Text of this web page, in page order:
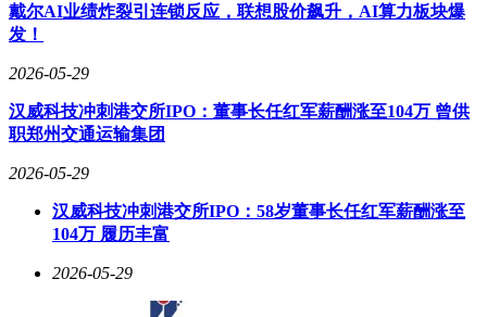
12.95%的股份，合计直接和间接控制公司51.28%的股份。这
种股权结构确保了王全林对公司的绝对控制权。
公司管理层方面，王全林担任董事长，王妍担任董事兼董事会
秘书。两人系叔侄关系，在公司的经营和发展中发挥着重要作
用。王全林拥有丰富的行业经验，曾在台达电子、华为技术、
记忆科技等知名企业任职，积累了深厚的技术和管理背景。王
妍则自2005年起加入道元工业，历任财务主管、财务经理等职
戴尔AI业绩炸裂引连锁反应，联想股价飙升，AI算力板块爆
发！
2026-05-29
汉威科技冲刺港交所IPO：董事长任红军薪酬涨至104万 曾供
职郑州交通运输集团
2026-05-29
汉威科技冲刺港交所IPO：58岁董事长任红军薪酬涨至
104万 履历丰富
2026-05-29